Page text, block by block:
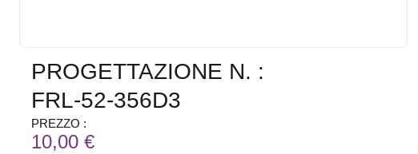
PROGETTAZIONE N. :
FRL-52-356D3
PREZZO :
10,00 €